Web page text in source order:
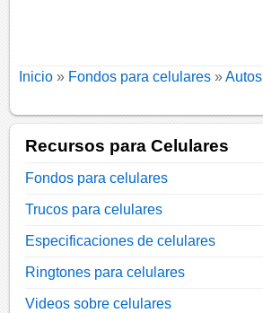
Inicio » Fondos para celulares »Autos
Recursos para Celulares
Fondos para celulares
Trucos para celulares
Especificaciones de celulares
Ringtones para celulares
Videos sobre celulares